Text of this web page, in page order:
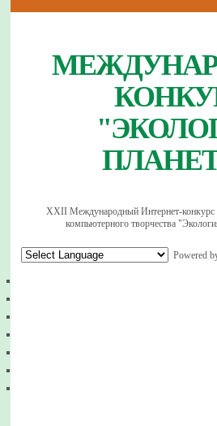
XXII Международный Интернет-конкурс
компьютерного творчества
Powered